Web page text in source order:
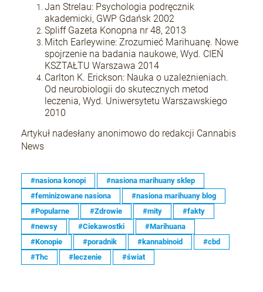
Jan Strelau: Psychologia podręcznik
akademicki, GWP Gdańsk 2002
Spliff Gazeta Konopna nr 48, 2013
Mitch Earleywine: Zrozumieć Marihuanę. Nowe
spojrzenie na badania naukowe, Wyd. CIEŃ
KSZTAŁTU Warszawa 2014
Carlton K. Erickson: Nauka o uzależnieniach.
Od neurobiologii do skutecznych metod
leczenia, Wyd. Uniwersytetu Warszawskiego
2010
Artykuł nadesłany anonimowo do redakcji Cannabis
News
#nasiona konopi
#nasiona marihuany sklep
#feminizowane nasiona
#nasiona marihuany blog
#Popularne
#Zdrowie #mity
#fakty
#newsy
#Ciekawostki
#Marihuana
#Konopie
#poradnik #kannabinoid
#cbd
#Thc
#leczenie #świat